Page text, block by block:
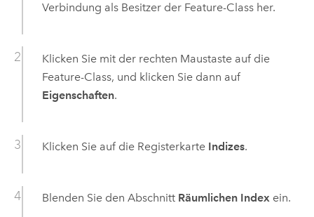
Verbindung als Besitzer der Feature-Class her.
Klicken Sie mit der rechten Maustaste auf die
Feature-Class, und klicken Sie dann auf
Eigenschaften.
Klicken Sie auf die Registerkarte Indizes.
Blenden Sie den Abschnitt Räumlichen Indexein.